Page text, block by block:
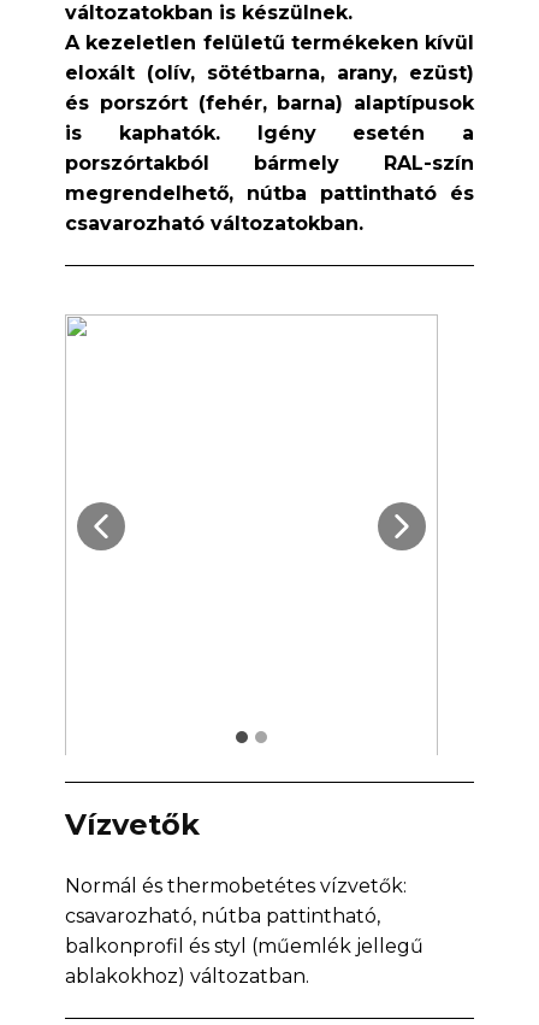
változatokban is készülnek.
A kezeletlen felületű termékeken kívül
eloxált (olív, sötétbarna, arany, ezüst)
és porszórt (fehér, barna) alaptípusok
is kaphatók. Igény esetén a
porszórtakból bármely RAL-szín
megrendelhető, nútba pattintható és
csavarozható változatokban.
Vízvetők
Normál és thermobetétes vízvetők:
csavarozható, nútba pattintható,
balkonprofil és styl (műemlék jellegű
ablakokhoz) változatban.